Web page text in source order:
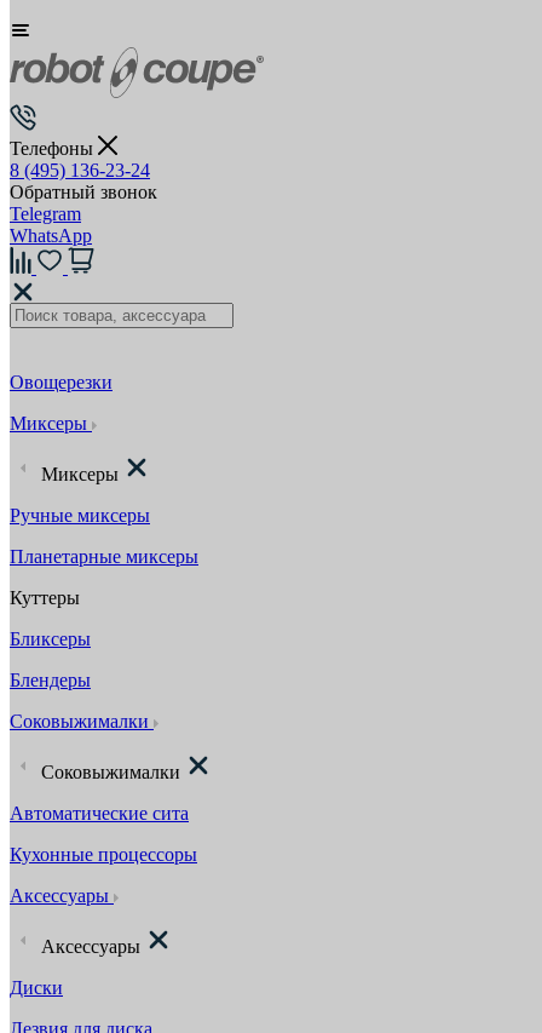
Телефоны
8 (495) 136-23-24
Обратный звонок
Telegram
WhatsApp
Овощерезки
Миксеры
Миксеры
Ручные миксеры
Планетарные миксеры
Куттеры
Бликсеры
Блендеры
Соковыжималки
Соковыжималки
Автоматические сита
Кухонные процессоры
Аксессуары
Аксессуары
Диски
Лезвия для диска